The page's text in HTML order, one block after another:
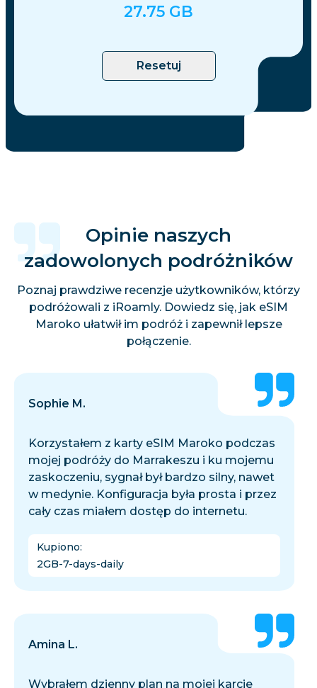
27.75 GB
Resetuj
Opinie naszych
zadowolonych podróżników
Poznaj prawdziwe recenzje użytkowników, którzy
podróżowali z iRoamly. Dowiedz się, jak eSIM
Maroko ułatwił im podróż i zapewnił lepsze
połączenie.
Sophie M.
Korzystałem z karty eSIM Maroko podczas
mojej podróży do Marrakeszu i ku mojemu
zaskoczeniu, sygnał był bardzo silny, nawet
w medynie. Konfiguracja była prosta i przez
cały czas miałem dostęp do internetu.
Kupiono:
2GB-7-days-daily
Amina L.
Wybrałem dzienny plan na mojej karcie